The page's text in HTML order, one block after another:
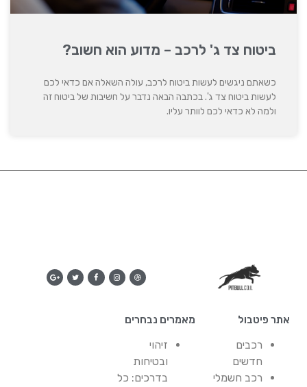
ביטוח צד ג' לרכב – מדוע הוא חשוב?
כשאתם ניגשים לעשות ביטוח לרכב, עולה השאלה אם כדאי לכם
לעשות ביטוח צד ג'. בכתבה הבאה נדבר על חשיבות של ביטוח זה
ולמה לא כדאי לכם לוותר עליו.
אתר פיטבול
רכבים
חדשים
רכב חשמלי
מאמרים נבחרים
זיהוי
ובטיחות
בדרכים: כל